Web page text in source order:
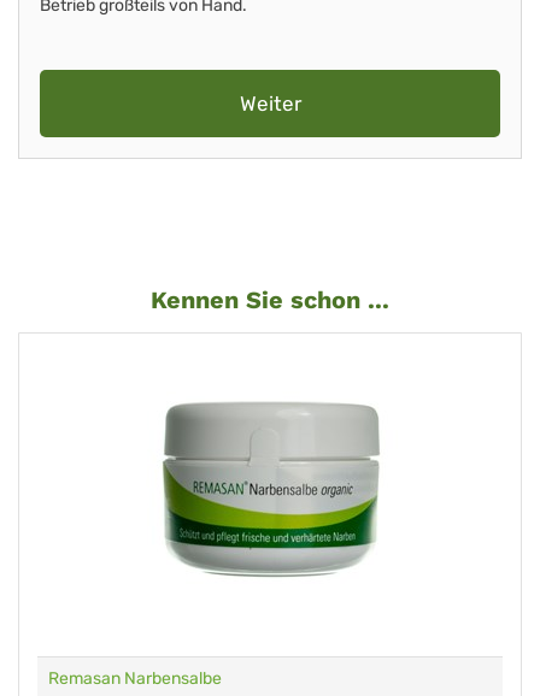
Betrieb großteils von Hand.
Weiter
Kennen Sie schon ...
Remasan Narbensalbe